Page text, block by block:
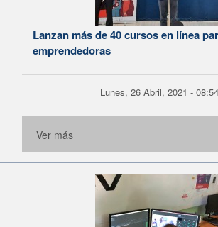
Lanzan más de 40 cursos en línea
emprendedoras
Lunes, 26 Abril, 2021 - 08:54
Ver más